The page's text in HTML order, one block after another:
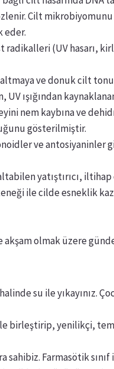
Cilt
eder.
radikalleri (UV hasarı,
ve donuk cilt
ışığından
nem kaybına ve
gösterilmiştir.
ve antosiyaninler
yatıştırıcı,
ile cilde esneklik
akşam olmak üzere
su ile yıkayınız.
birleştirip, yenilikçi,
Farmasötik